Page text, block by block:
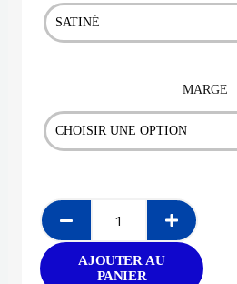
MARGE
AJOUTER AU
PANIER